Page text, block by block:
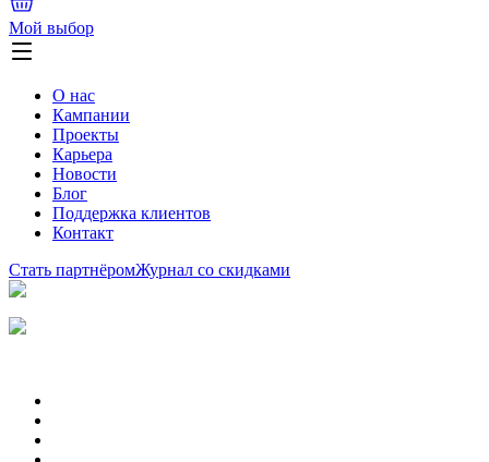
Мой выбор
О нас
Кампании
Проекты
Карьера
Новости
Блог
Поддержка клиентов
Контакт
Стать партнёромЖурнал со скидками